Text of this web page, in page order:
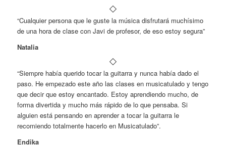
“Cualquier persona que le guste la música disfrutará muchísimo
de una hora de clase con Javi de profesor, de eso estoy segura”
Natalia
“Siempre había querido tocar la guitarra y nunca había dado el
paso. He empezado este año las clases en musicatulado y tengo
que decir que estoy encantado. Estoy aprendiendo mucho, de
forma divertida y mucho más rápido de lo que pensaba. Si
alguien está pensando en aprender a tocar la guitarra le
recomiendo totalmente hacerlo en Musicatulado”.
Endika